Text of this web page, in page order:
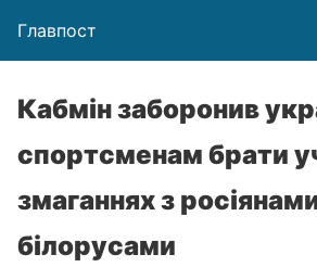
Главпост
Кабмін заборонив
спортсменам брати
змаганнях з
білорусами